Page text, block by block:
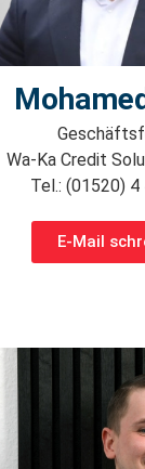
Wa-Ka Credit
Tel.: (01520)
E-Mail